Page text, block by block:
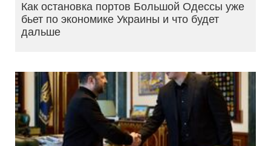
Как остановка портов Большой Одессы уже
бьет по экономике Украины и что будет
дальше